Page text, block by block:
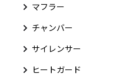
マフラー
チャンバー
サイレンサー
ヒートガード